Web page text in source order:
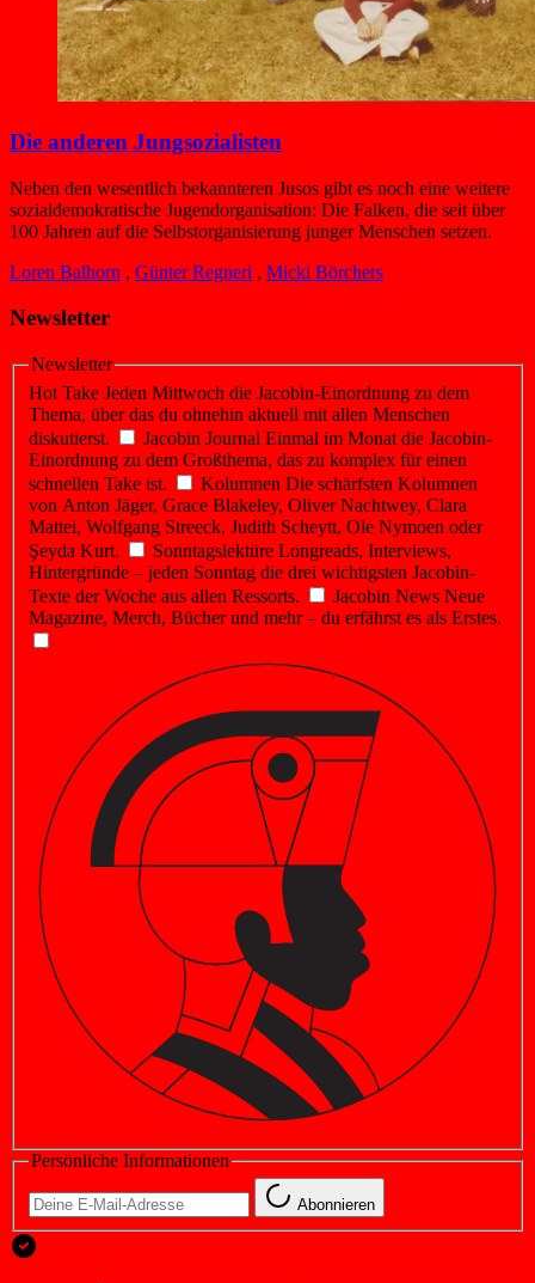
Die anderen Jungsozialisten
Neben den wesentlich bekannteren Jusos gibt es noch eine weitere
sozialdemokratische Jugendorganisation: Die Falken, die seit über
100 Jahren auf die Selbstorganisierung junger Menschen setzen.
Loren Balhorn , Günter Regneri , Micki Börchers
Newsletter
Newsletter
Hot Take Jeden Mittwoch die Jacobin-Einordnung zu dem
Thema, über das du ohnehin aktuell mit allen Menschen
diskutierst.
Jacobin Journal Einmal im Monat die Jacobin-
Einordnung zu dem Großthema, das zu komplex für einen
schnellen Take ist.
Kolumnen Die schärfsten Kolumnen
von Anton Jäger, Grace Blakeley, Oliver Nachtwey, Clara
Mattei, Wolfgang Streeck, Judith Scheytt, Ole Nymoen oder
Şeyda Kurt.
Sonntagslektüre Longreads, Interviews,
Hintergründe – jeden Sonntag die drei wichtigsten Jacobin-
Texte der Woche aus allen Ressorts.
Jacobin News Neue
Magazine, Merch, Bücher und mehr – du erfährst es als Erstes.
Persönliche Informationen
Abonnieren